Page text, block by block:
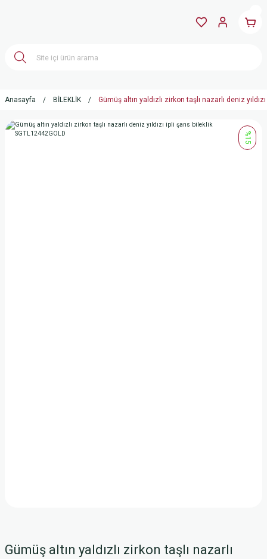
Anasayfa BİLEKLİK Gümüş altın yaldızlı zirkon taşlı nazarlı deniz
%15
Gümüş altın yaldızlı zirkon taşlı nazarlı